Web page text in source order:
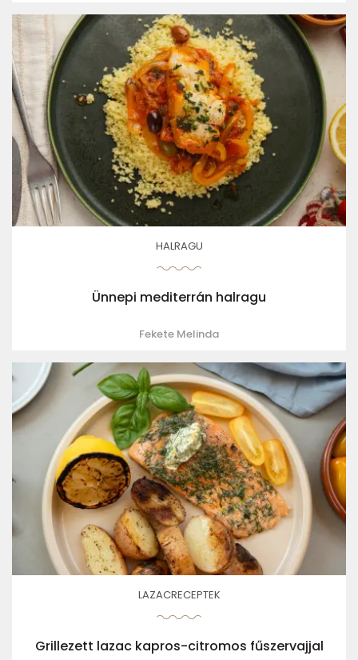
HALRAGU
Ünnepi mediterrán halragu
Fekete Melinda
LAZACRECEPTEK
Grillezett lazac kapros-citromos fűszervajjal